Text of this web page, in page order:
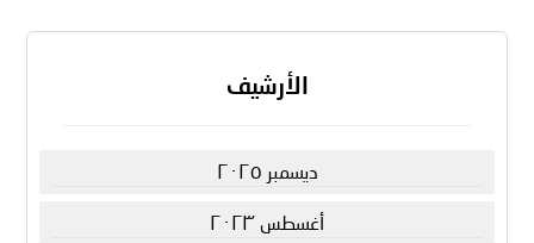
الأرشيف
ديسمبر ٢٠٢٥
أغسطس ٢٠٢٣